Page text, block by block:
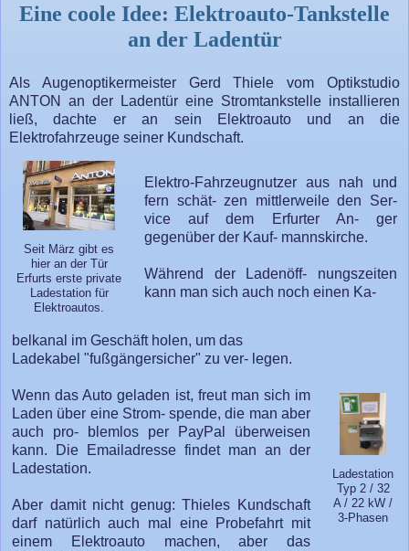
Eine coole Idee: Elektroauto-Tankstelle
an der Ladentür
Als Augenoptikermeister Gerd Thiele vom Optikstudio
ANTON an der Ladentür eine Stromtankstelle installieren
ließ, dachte er an sein Elektroauto und an die
Elektrofahrzeuge seiner Kundschaft.
Seit März gibt es
hier an der Tür
Erfurts erste private
Ladestation für
Elektroautos.
Elektro-Fahrzeugnutzer aus nah und
fern schät- zen mittlerweile den Ser-
vice auf dem Erfurter An- ger
gegenüber der Kauf- mannskirche.
Während der Ladenöff- nungszeiten
kann man sich auch noch einen Ka-
belkanal im Geschäft holen, um das
Ladekabel "fußgängersicher" zu ver- legen.
Wenn das Auto geladen ist, freut man sich im
Laden über eine Strom- spende, die man aber
auch pro- blemlos per PayPal überweisen
kann. Die Emailadresse findet man an der
Ladestation.
Aber damit nicht genug: Thieles Kundschaft
darf natürlich auch mal eine Probefahrt mit
einem Elektroauto machen, aber das
Ladestation
Typ 2 / 32
A / 22 kW /
3-Phasen